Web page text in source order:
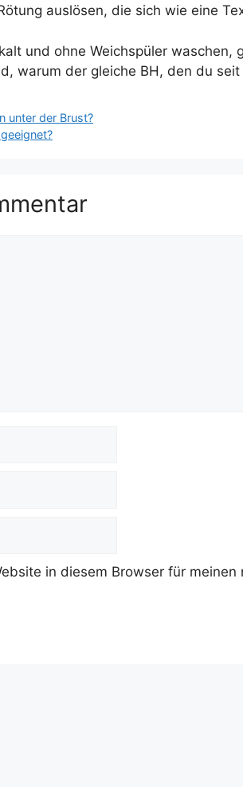
auslösen, die sich wie eine
und ohne Weichspüler
warum der gleiche BH, den du
unter der Brust?
in diesem Browser für meinen